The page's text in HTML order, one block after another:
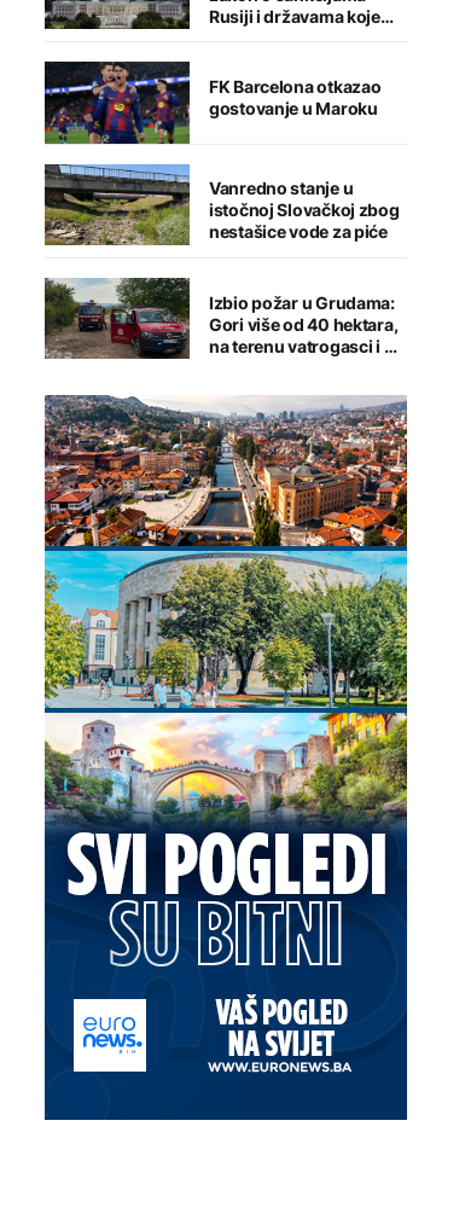
Rusiji i državama koje
kupuju njenu naftu i gas
FK Barcelona otkazao
gostovanje u Maroku
Vanredno stanje u
istočnoj Slovačkoj zbog
nestašice vode za piće
Izbio požar u Grudama:
Gori više od 40 hektara,
na terenu vatrogasci i Air